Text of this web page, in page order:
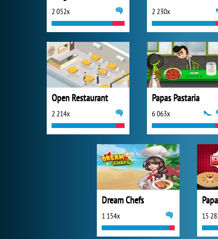
2 052x 2 230x
Open Restaurant
2 214x
Papas Pastaria
6 063x
Dream Chefs
1 154x 15